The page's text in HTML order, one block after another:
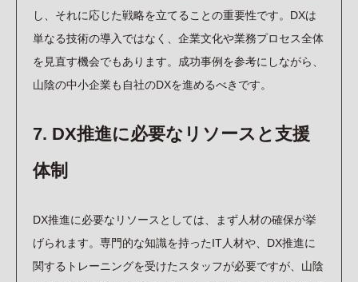
し、それに応じた戦略を立てることの重要性です。DXは
単なる技術の導入ではなく、企業文化や業務プロセス全体
を見直す機会でもあります。成功事例を参考にしながら、
山陰の中小企業も自社のDXを進めるべきです。
7. DX推進に必要なリソースと支援
体制
DX推進に必要なリソースとしては、まず人材の確保が挙
げられます。専門的な知識を持ったIT人材や、DX推進に
関するトレーニングを受けたスタッフが必要ですが、山陰